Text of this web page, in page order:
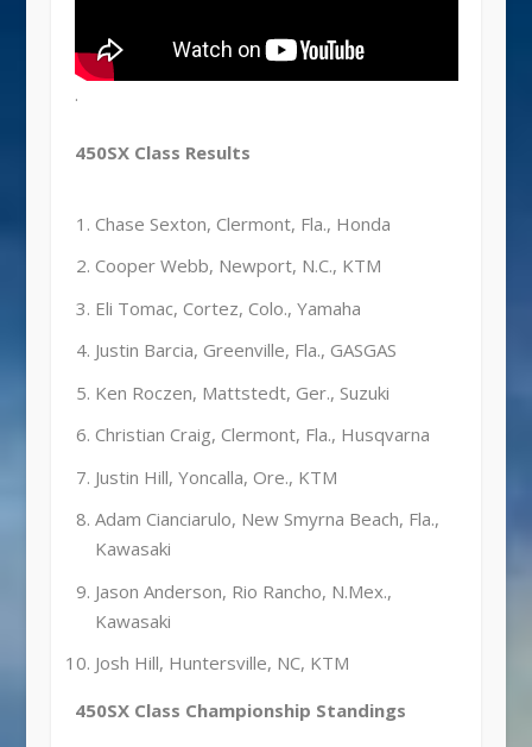
.
450SX Class Results
Chase Sexton, Clermont, Fla., Honda
Cooper Webb, Newport, N.C., KTM
Eli Tomac, Cortez, Colo., Yamaha
Justin Barcia, Greenville, Fla., GASGAS
Ken Roczen, Mattstedt, Ger., Suzuki
Christian Craig, Clermont, Fla., Husqvarna
Justin Hill, Yoncalla, Ore., KTM
Adam Cianciarulo, New Smyrna Beach, Fla.,
Kawasaki
Jason Anderson, Rio Rancho, N.Mex.,
Kawasaki
Josh Hill, Huntersville, NC, KTM
450SX Class Championship Standings